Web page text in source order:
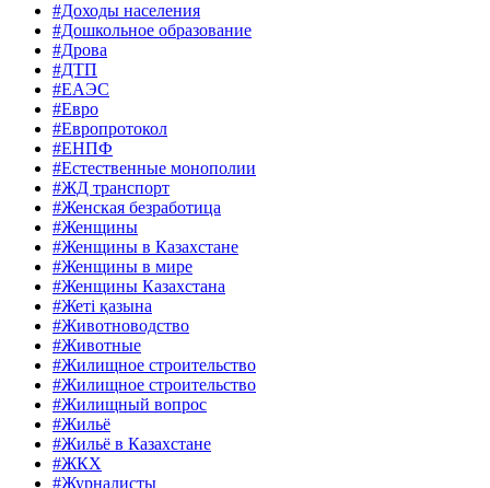
#Доходы населения
#Дошкольное образование
#Дрова
#ДТП
#ЕАЭС
#Евро
#Европротокол
#ЕНПФ
#Естественные монополии
#ЖД транспорт
#Женская безработица
#Женщины
#Женщины в Казахстане
#Женщины в мире
#Женщины Казахстана
#Жеті қазына
#Животноводство
#Животные
#Жилищное строительство
#Жилищное строительство
#Жилищный вопрос
#Жильё
#Жильё в Казахстане
#ЖКХ
#Журналисты